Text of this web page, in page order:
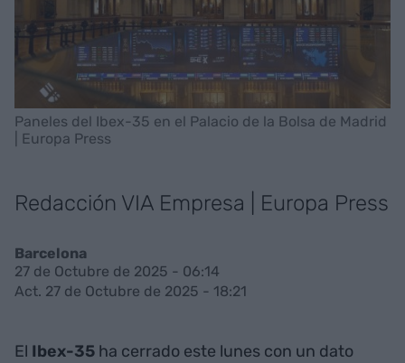
Paneles del Ibex-35 en el Palacio de la Bolsa de Madrid
| Europa Press
Redacción VIA Empresa | Europa Press
Barcelona
27 de Octubre de 2025 - 06:14
Act. 27 de Octubre de 2025 - 18:21
El Ibex-35 ha cerrado este lunes con un dato